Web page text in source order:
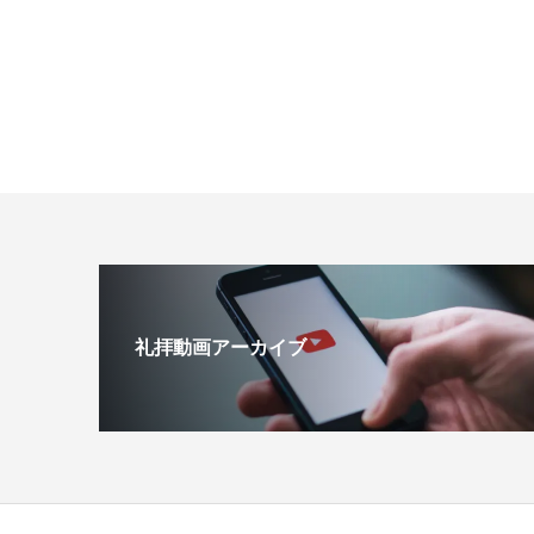
礼拝動画アーカイブ